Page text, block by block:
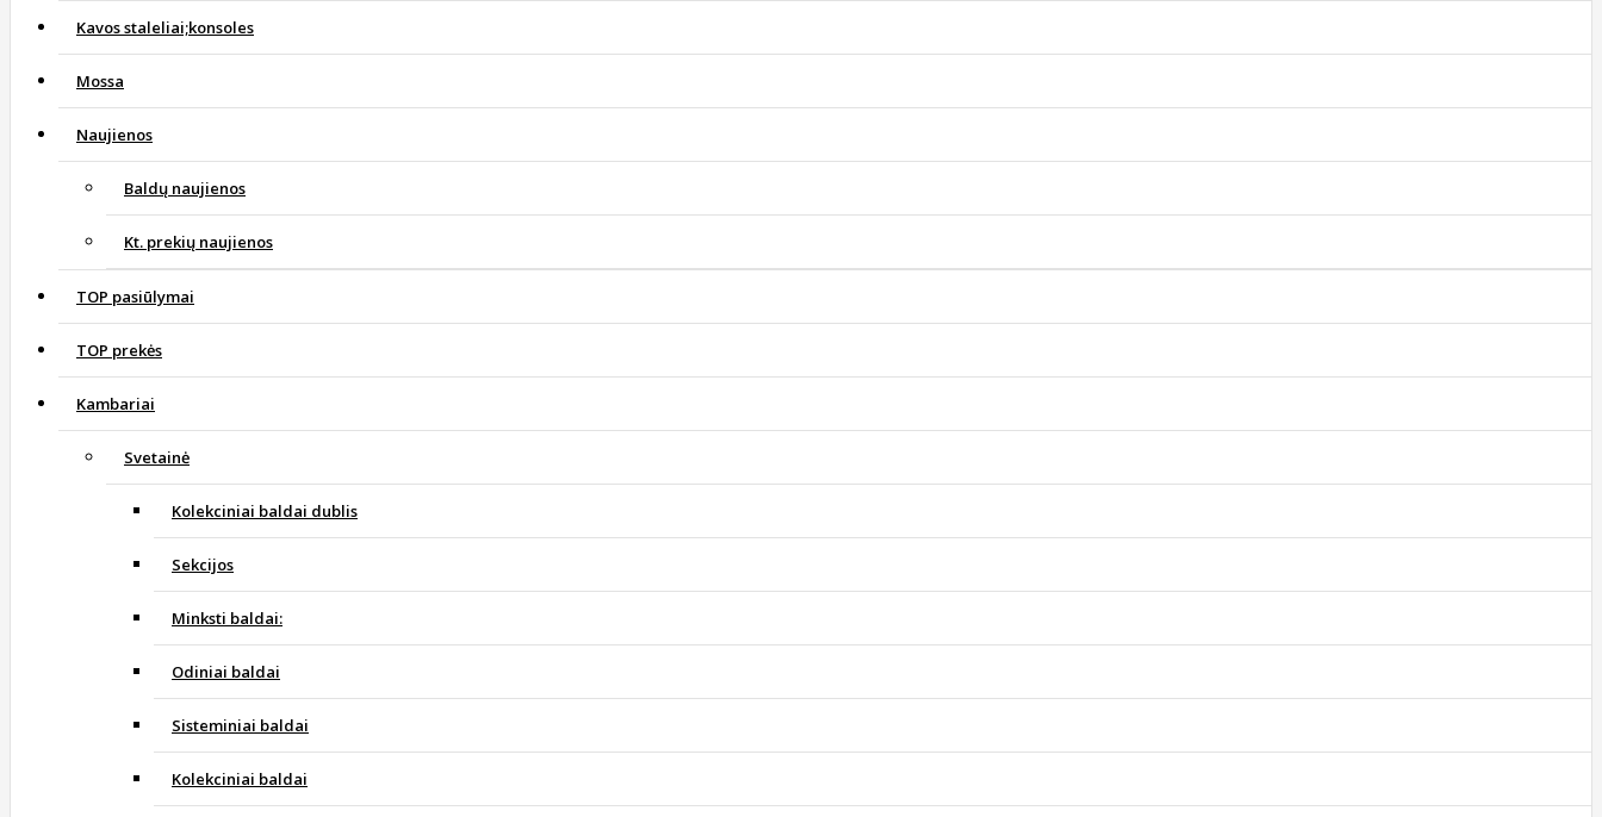
Kavos staleliai;konsoles
Mossa
Naujienos
Baldų naujienos
Kt. prekių naujienos
TOP pasiūlymai
TOP prekės
Kambariai
Svetainė
Kolekciniai baldai dublis
Sekcijos
Minksti baldai:
Odiniai baldai
Sisteminiai baldai
Kolekciniai baldai